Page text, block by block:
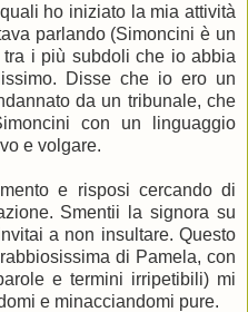
ho iniziato la mia attività
parlando (Simoncini è un
i più subdoli che io abbia
Disse che io ero un
da un tribunale, che
con un linguaggio
e volgare.
e risposi cercando di
Smentii la signora su
a non insultare. Questo
di Pamela, con
e termini irripetibili) mi
e minacciandomi pure.